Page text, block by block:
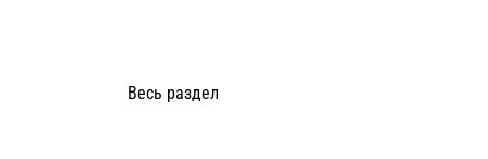
Весь раздел